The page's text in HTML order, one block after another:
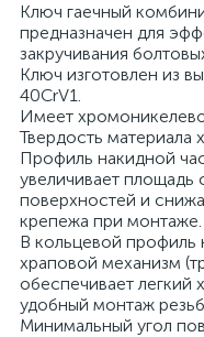
Ключ гаечный
предназначен для
закручивания
Ключ изготовлен из
40CrV1.
Имеет
Твердость материала
Профиль накидной
увеличивает
поверхностей и
крепежа при монтаже.
В кольцевой профиль
храповой механизм
обеспечивает легкий
удобный монтаж
Минимальный угол